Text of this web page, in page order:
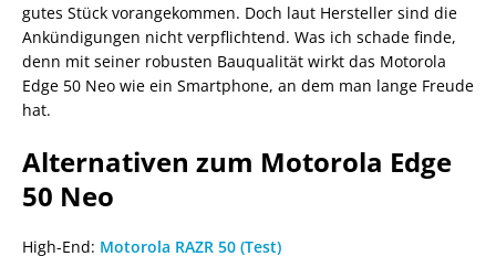
gutes Stück vorangekommen. Doch laut Hersteller sind die
Ankündigungen nicht verpflichtend. Was ich schade finde,
denn mit seiner robusten Bauqualität wirkt das Motorola
Edge 50 Neo wie ein Smartphone, an dem man lange Freude
hat.
Alternativen zum Motorola Edge
50 Neo
High-End: Motorola RAZR 50 (Test)